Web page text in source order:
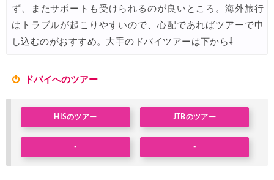
03/12 HIS) 海外ツアー(関西発) 最大100,000円OFFクーポン
03/12 HIS) アジア・ハワイ・グアム航空券 2,000円OFFクーポン
03/06 HIS) 夏先ドリキャンペーン
Trip.com) 航空券+ホテル 最大5,000円OFFクーポン
ず、またサポートも受けられるのが良いところ。海外旅行
はトラブルが起こりやすいので、心配であればツアーで申
し込むのがおすすめ。大手のドバイツアーは下から⇩
ドバイへのツアー
HISのツアー JTBのツアー
- -